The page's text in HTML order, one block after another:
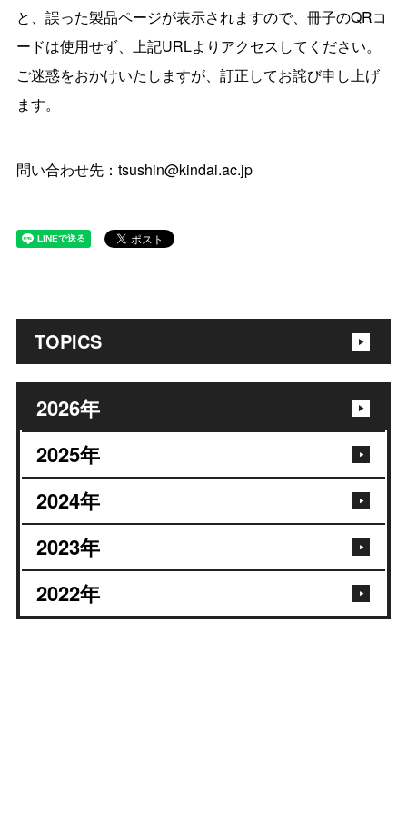
TOPICS
2026年
2025年
2024年
2023年
2022年
と、誤った製品ページが表示されますので、冊子のQRコ
ードは使用せず、上記URLよりアクセスしてください。
ご迷惑をおかけいたしますが、訂正してお詫び申し上げ
ます。
問い合わせ先：tsushin@kindai.ac.jp